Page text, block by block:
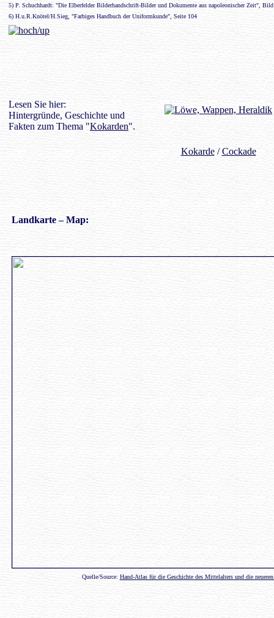
5) P. Schuchhardt: "Die Elberfelder Bilderhandschrift-Bilder und Dokumente aus napoleonischer Zeit",
6) H.u.R.Knötel/H.Sieg, "Farbiges Handbuch der Uniformkunde", Seite 104
Lesen Sie hier:
Hintergründe, Geschichte und
Fakten zum Thema "Kokarden".
Kokarde/Cockade
Landkarte– Map:
Quelle/Source: Hand-Atlas für die Geschichte des Mittelalters und die